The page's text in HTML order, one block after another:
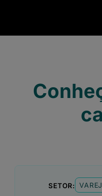
SETOR: